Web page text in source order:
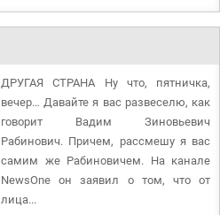
ДРУГАЯ СТРАНА Ну что, пятничка,
вечер… Давайте я вас развеселю, как
говорит Вадим Зиновьевич
Рабинович. Причем, рассмешу я вас
самим же Рабиновичем. На канале
NewsOne он заявил о том, что от
лица...